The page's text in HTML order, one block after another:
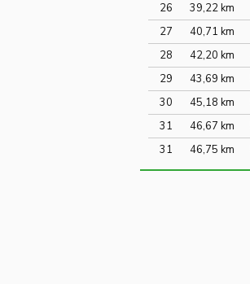
26
39,22 km
27
40,71 km
28
42,20 km
29
43,69 km
30
45,18 km
31
46,67 km
31
46,75 km